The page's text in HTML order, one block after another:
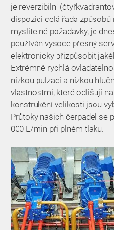
je reverzibilní
dispozici celá řada způsobů
myslitelné požadavky, je
používán vysoce přesný
elektronicky přizpůsobit
Extrémně rychlá
nízkou pulzací a nízkou
vlastnostmi, které odlišují
konstrukční velikosti jsou
Průtoky našich čerpadel se
000 L/min při plném tlaku.